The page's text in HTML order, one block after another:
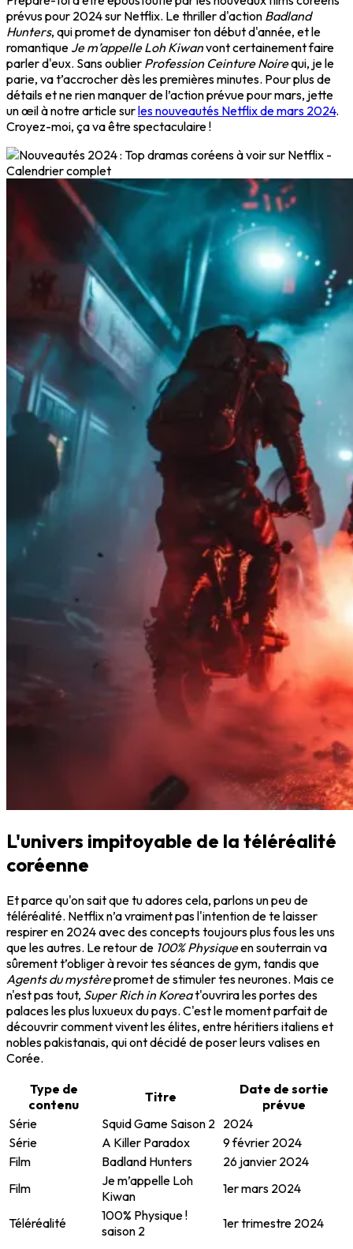
prévus pour 2024 sur Netflix. Le thriller d'action Badland
Hunters, qui promet de dynamiser ton début d'année, et le
romantique Je m’appelle Loh Kiwanvont certainement faire
parler d'eux. Sans oublier Profession Ceinture Noirequi, je le
parie, va t’accrocher dès les premières minutes. Pour plus de
détails et ne rien manquer de l’action prévue pour mars, jette
un œil à notre article surles nouveautés Netflix de mars 2024.
Croyez-moi, ça va être spectaculaire !
L'univers impitoyable de la téléréalité
coréenne
Et parce qu'on sait que tu adores cela, parlons un peu de
téléréalité. Netflix n’a vraiment pas l'intention de te laisser
respirer en 2024 avec des concepts toujours plus fous les uns
que les autres. Le retour de 100% Physiqueen souterrain va
sûrement t’obliger à revoir tes séances de gym, tandis que
Agents du mystèrepromet de stimuler tes neurones. Mais ce
n'est pas tout, Super Rich in Koreat'ouvrira les portes des
palaces les plus luxueux du pays. C'est le moment parfait de
découvrir comment vivent les élites, entre héritiers italiens et
nobles pakistanais, qui ont décidé de poser leurs valises en
Corée.
Type de
contenu
Titre
Date de sortie
prévue
Série
Squid Game Saison 2 2024
Série
A Killer Paradox
9 février 2024
Film
Badland Hunters
26 janvier 2024
Film
Je m’appelle Loh
Kiwan
1er mars 2024
Téléréalité
100% Physique !
saison 2
1er trimestre 2024